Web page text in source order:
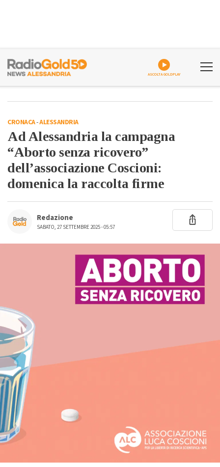
ASCOLTA GOLDPLAY
CRONACA-ALESSANDRIA
Ad Alessandria la campagna
“Aborto senza ricovero”
dell’associazione Coscioni:
domenica la raccolta firme
Redazione
SABATO, 27 SETTEMBRE 2025 - 05:57